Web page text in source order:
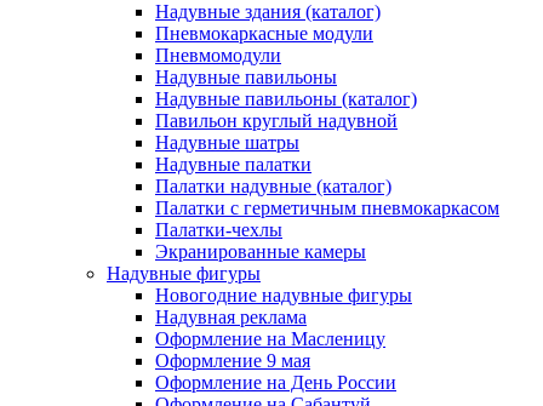
Надувные здания (каталог)
Пневмокаркасные модули
Пневмомодули
Надувные павильоны
Надувные павильоны (каталог)
Павильон круглый надувной
Надувные шатры
Надувные палатки
Палатки надувные (каталог)
Палатки с герметичным пневмокаркасом
Палатки-чехлы
Экранированные камеры
Надувные фигуры
Новогодние надувные фигуры
Надувная реклама
Оформление на Масленицу
Оформление 9 мая
Оформление на День России